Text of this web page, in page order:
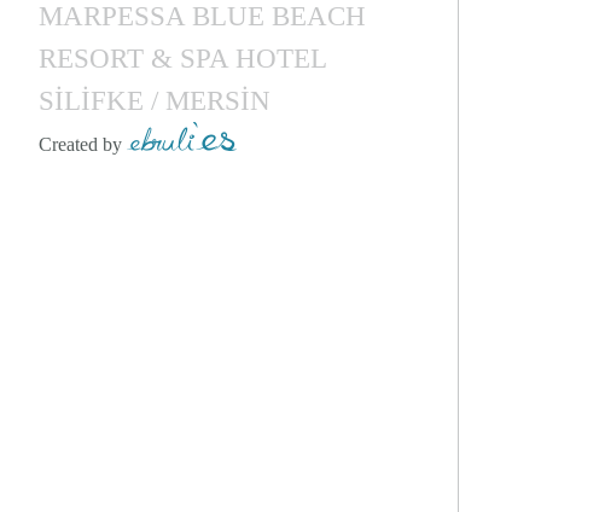
MARPESSA BLUE BEACH
RESORT & SPA HOTEL
SİLİFKE / MERSİN
Created by